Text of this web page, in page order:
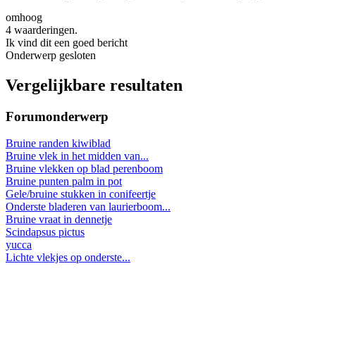
omhoog
4 waarderingen.
Ik vind dit een goed bericht
Onderwerp gesloten
Vergelijkbare resultaten
Forumonderwerp
Bruine randen kiwiblad
Bruine vlek in het midden van...
Bruine vlekken op blad perenboom
Bruine punten palm in pot
Gele/bruine stukken in conifeertje
Onderste bladeren van laurierboom...
Bruine vraat in dennetje
Scindapsus pictus
yucca
Lichte vlekjes op onderste...